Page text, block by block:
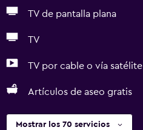
TV de pantalla plana
TV
TV por cable o vía satélite
Artículos de aseo gratis
Mostrar los 70 servicios